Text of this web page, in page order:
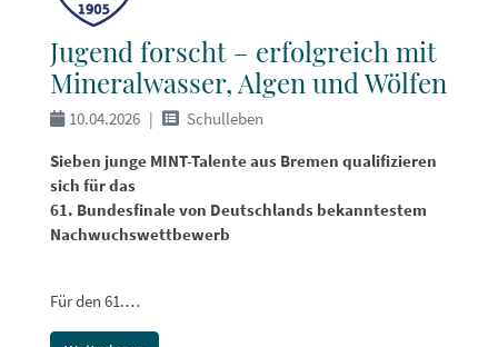
Jugend forscht – erfolgreich mit
Mineralwasser, Algen und Wölfen
10.04.2026
Schulleben
Sieben junge MINT-Talente aus Bremen qualifizieren
sich für das
61. Bundesfinale von Deutschlands bekanntestem
Nachwuchswettbewerb
Für den 61.…